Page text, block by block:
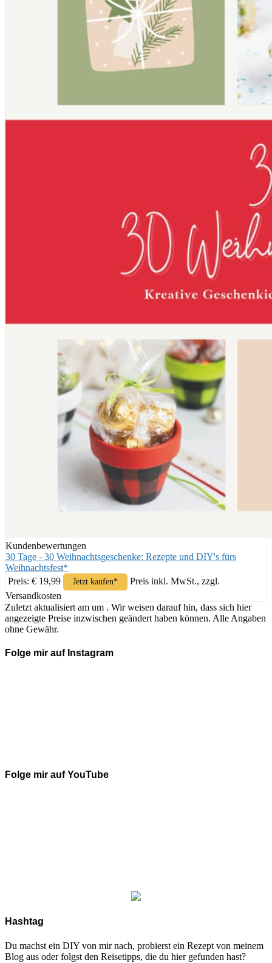
Kundenbewertungen
30 Tage - 30 Weihnachtsgeschenke: Rezepte und DIY's fürs
Weihnachtsfest*
Preis: € 19,99
Jetzt kaufen*
Preis inkl. MwSt., zzgl.
Versandkosten
Zuletzt aktualisiert am um . Wir weisen darauf hin, dass sich hier
angezeigte Preise inzwischen geändert haben können. Alle Angaben
ohne Gewähr.
Folge mir auf Instagram
Folge mir auf YouTube
Hashtag
Du machst ein DIY von mir nach, probierst ein Rezept von meinem
Blog aus oder folgst den Reisetipps, die du hier gefunden hast?